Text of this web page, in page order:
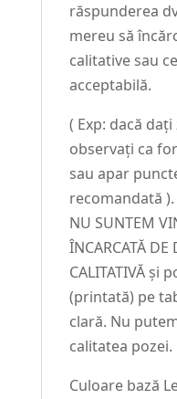
răspunderea
mereu să
calitative sau
acceptabilă.
( Exp: dacă
observați ca
sau apar
recomandată ).
NU SUNTEM
ÎNCARCATĂ DE
CALITATIVĂ și
(printată) pe
clară. Nu
calitatea pozei.
Culoare bază